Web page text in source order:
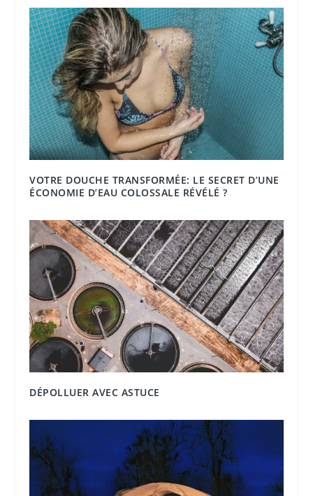
VOTRE DOUCHE TRANSFORMÉE: LE SECRET D’UNE
ÉCONOMIE D’EAU COLOSSALE RÉVÉLÉ ?
DÉPOLLUER AVEC ASTUCE